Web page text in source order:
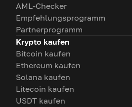
AML-Checker
Empfehlungsprogramm
Partnerprogramm
Krypto kaufen
Bitcoin kaufen
Ethereum kaufen
Solana kaufen
Litecoin kaufen
USDT kaufen